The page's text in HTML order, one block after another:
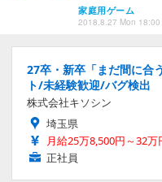
家庭用ゲーム
2018.8.27 Mon 18:00
27卒・新卒「まだ間に合
ト/未経験歓迎/バグ検出
株式会社キソシン
埼玉県
月給25万8,500円～32万
正社員